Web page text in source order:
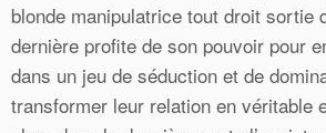
blonde manipulatrice tout droit sortie
dernière profite de son pouvoir pour
dans un jeu de séduction et de
transformer leur relation en véritable